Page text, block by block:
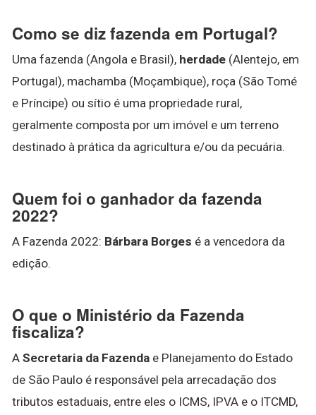
Como se diz fazenda em Portugal?
Uma fazenda (Angola e Brasil), herdade (Alentejo, em
Portugal), machamba (Moçambique), roça (São Tomé
e Príncipe) ou sítio é uma propriedade rural,
geralmente composta por um imóvel e um terreno
destinado à prática da agricultura e/ou da pecuária.
Quem foi o ganhador da fazenda
2022?
A Fazenda 2022: Bárbara Borges é a vencedora da
edição.
O que o Ministério da Fazenda
fiscaliza?
A Secretaria da Fazenda e Planejamento do Estado
de São Paulo é responsável pela arrecadação dos
tributos estaduais, entre eles o ICMS, IPVA e o ITCMD,